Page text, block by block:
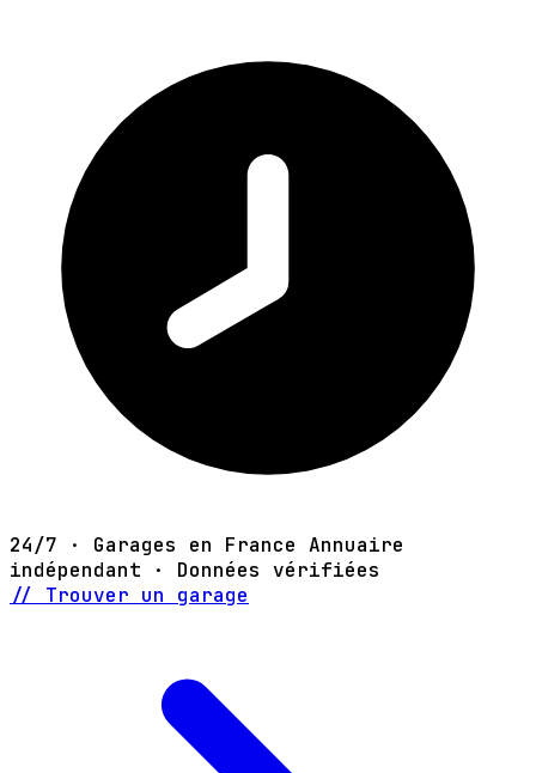
24/7 · Garages en France Annuaire
indépendant · Données vérifiées
// Trouver un garage